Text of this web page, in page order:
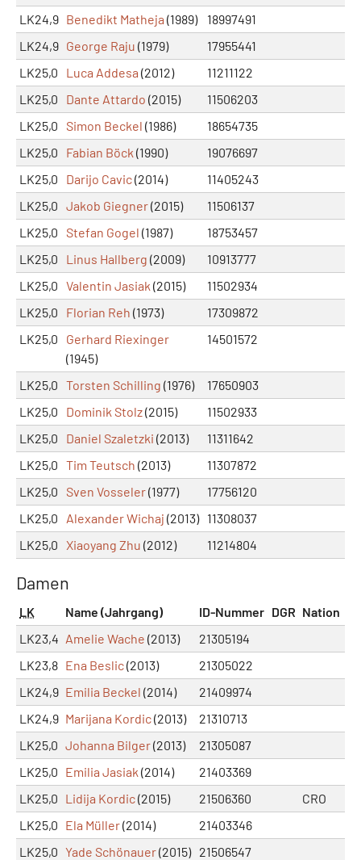
LK24,9 Benedikt Matheja (1989)
18997491
LK24,9 George Raju (1979)
17955441
LK25,0
Luca Addesa (2012)
11211122
LK25,0
Dante Attardo (2015)
11506203
LK25,0 Simon Beckel (1986)
18654735
LK25,0
Fabian Böck (1990)
19076697
LK25,0
Darijo Cavic(2014)
11405243
LK25,0 Jakob Giegner(2015)
11506137
LK25,0 Stefan Gogel (1987)
18753457
LK25,0
Linus Hallberg (2009)
10913777
LK25,0 Valentin Jasiak (2015)
11502934
LK25,0
Florian Reh (1973)
17309872
LK25,0
Gerhard Riexinger
(1945)
14501572
LK25,0 Torsten Schilling (1976)
17650903
LK25,0
Dominik Stolz(2015)
11502933
LK25,0
Daniel Szaletzki (2013)
11311642
LK25,0 Tim Teutsch (2013)
11307872
LK25,0 Sven Vosseler(1977)
17756120
LK25,0
Alexander Wichaj (2013) 11308037
LK25,0 Xiaoyang Zhu (2012) 11214804
Damen
LK Name (Jahrgang) ID-Nummer DGR Nation
LK23,4 Amelie Wache (2013)
21305194
LK23,8 Ena Beslic(2013)
21305022
LK24,9 Emilia Beckel (2014)
21409974
LK24,9 Marijana Kordic(2013)
21310713
LK25,0 Johanna Bilger(2013)
21305087
LK25,0 Emilia Jasiak (2014)
21403369
LK25,0 Lidija Kordic(2015) 21506360
CRO
LK25,0 Ela Müller(2014)
21403346
LK25,0 Yade Schönauer(2015) 21506547